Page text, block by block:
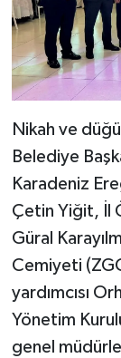
Nikah ve
Belediye
Karadeniz
Çetin Yiğit, İl
Güral
Cemiyeti
yardımcısı
Yönetim
genel